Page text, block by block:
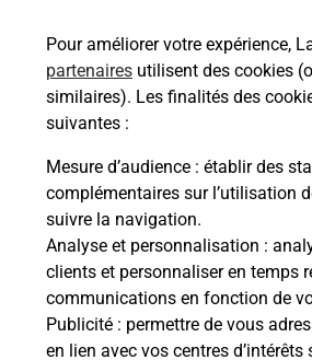
Pour améliorer votre expérience,
partenaires utilisent des cookies
similaires). Les finalités des
suivantes :
Mesure d’audience : établir des
complémentaires sur l’utilisation
suivre la navigation.
Analyse et personnalisation :
clients et personnaliser en temps
communications en fonction de
Publicité : permettre de vous
en lien avec vos centres d’intérêts
Malin !
La Poste
en ligne
Ouvert 24h/24
En savoir plus